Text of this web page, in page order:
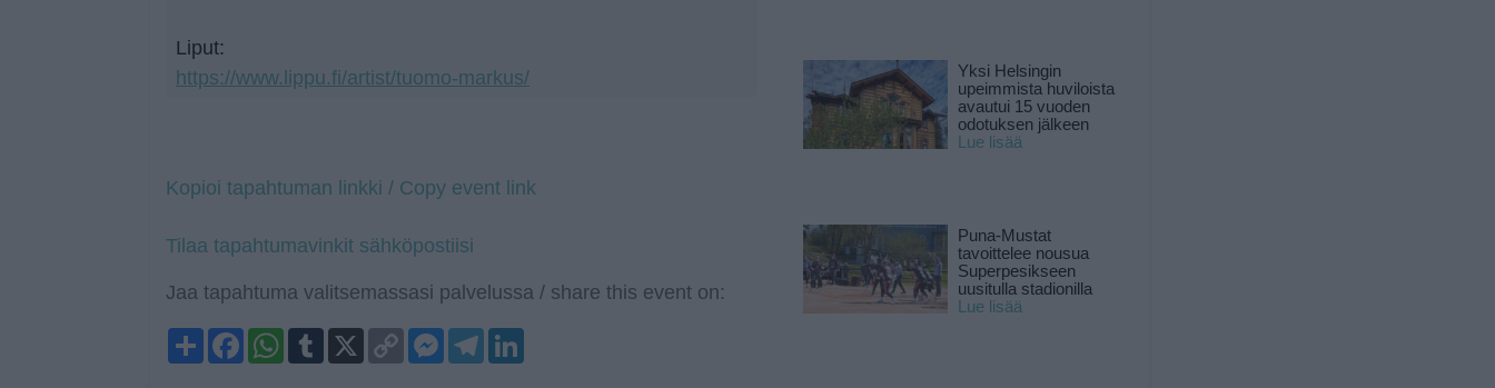
Liput:
https://www.lippu.fi/artist/tuomo-markus/
Kopioi tapahtuman linkki / Copy event link
Tilaa tapahtumavinkit sähköpostiisi
Jaa tapahtuma valitsemassasi palvelussa / share this event on:
ShareFacebookWhatsApp
Tumblr
X
Copy
Link
Messenger
Telegram
Yksi Helsingin
upeimmista huviloista
avautui 15 vuoden
odotuksen jälkeen
Lue lisää
Puna-Mustat
tavoittelee nousua
Superpesikseen
uusitulla stadionilla
Lue lisää